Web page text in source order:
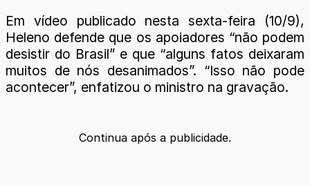
Em vídeo publicado nesta sexta-feira (10/9),
Heleno defende que os apoiadores “não podem
desistir do Brasil” e que “alguns fatos deixaram
muitos de nós desanimados”. “Isso não pode
acontecer”, enfatizou o ministro na gravação.
Continua após a publicidade.